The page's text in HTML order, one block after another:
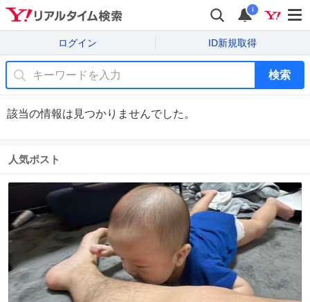
i
ログイン ID新規取得
検索
該当の情報は見つかりませんでした。
人気ポスト